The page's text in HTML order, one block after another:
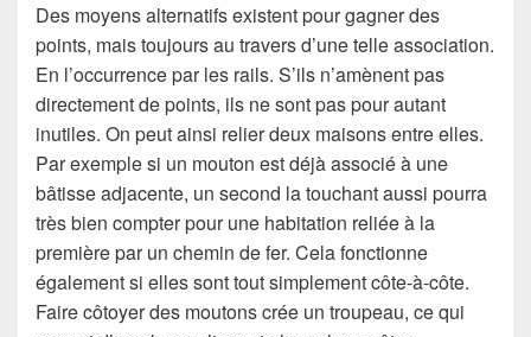
Des moyens alternatifs existent pour gagner des
points, mais toujours au travers d’une telle association.
En l’occurrence par les rails. S’ils n’amènent pas
directement de points, ils ne sont pas pour autant
inutiles. On peut ainsi relier deux maisons entre elles.
Par exemple si un mouton est déjà associé à une
bâtisse adjacente, un second la touchant aussi pourra
très bien compter pour une habitation reliée à la
première par un chemin de fer. Cela fonctionne
également si elles sont tout simplement côte-à-côte.
Faire côtoyer des moutons crée un troupeau, ce qui